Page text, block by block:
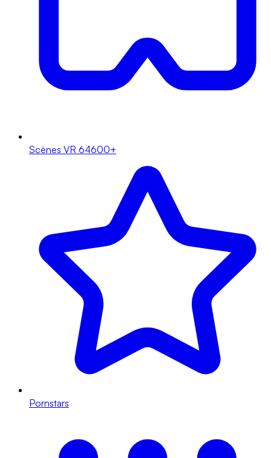
Scènes VR 64600+
Pornstars